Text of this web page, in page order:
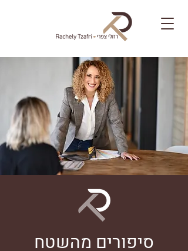
סיפורים מהשטח